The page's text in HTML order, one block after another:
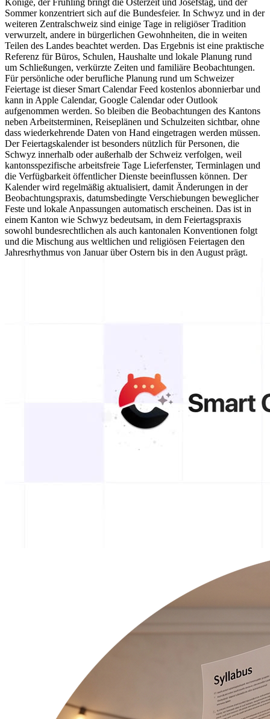
Könige, der Frühling bringt die Osterzeit und Josefstag, und der
Sommer konzentriert sich auf die Bundesfeier. In Schwyz und in der
weiteren Zentralschweiz sind einige Tage in religiöser Tradition
verwurzelt, andere in bürgerlichen Gewohnheiten, die in weiten
Teilen des Landes beachtet werden. Das Ergebnis ist eine praktische
Referenz für Büros, Schulen, Haushalte und lokale Planung rund
um Schließungen, verkürzte Zeiten und familiäre Beobachtungen.
Für persönliche oder berufliche Planung rund um Schweizer
Feiertage ist dieser Smart Calendar Feed kostenlos abonnierbar und
kann in Apple Calendar, Google Calendar oder Outlook
aufgenommen werden. So bleiben die Beobachtungen des Kantons
neben Arbeitsterminen, Reiseplänen und Schulzeiten sichtbar, ohne
dass wiederkehrende Daten von Hand eingetragen werden müssen.
Der Feiertagskalender ist besonders nützlich für Personen, die
Schwyz innerhalb oder außerhalb der Schweiz verfolgen, weil
kantonsspezifische arbeitsfreie Tage Lieferfenster, Terminlagen und
die Verfügbarkeit öffentlicher Dienste beeinflussen können. Der
Kalender wird regelmäßig aktualisiert, damit Änderungen in der
Beobachtungspraxis, datumsbedingte Verschiebungen beweglicher
Feste und lokale Anpassungen automatisch erscheinen. Das ist in
einem Kanton wie Schwyz bedeutsam, in dem Feiertagspraxis
sowohl bundesrechtlichen als auch kantonalen Konventionen folgt
und die Mischung aus weltlichen und religiösen Feiertagen den
Jahresrhythmus von Januar über Ostern bis in den August prägt.